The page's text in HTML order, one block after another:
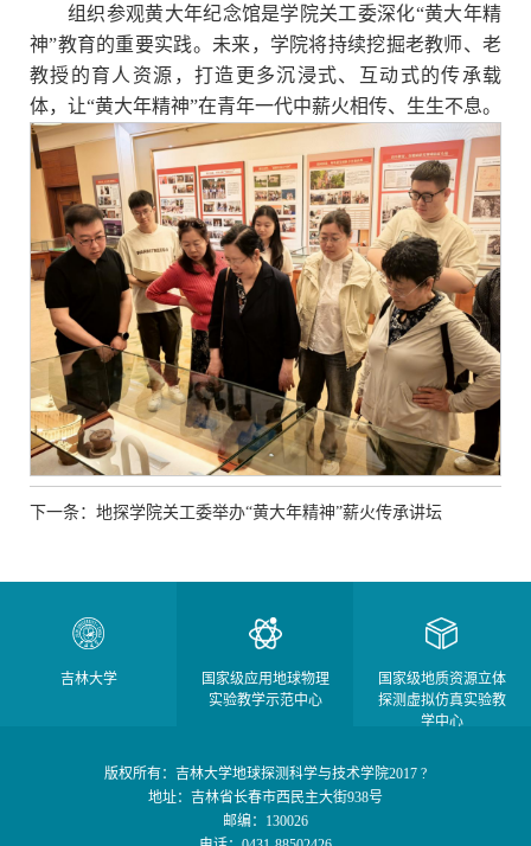
组织参观黄大年纪念馆是学院关工委深化“黄大年精
神”教育的重要实践。未来，学院将持续挖掘老教师、老
教授的育人资源，打造更多沉浸式、互动式的传承载
体，让“黄大年精神”在青年一代中薪火相传、生生不息。
下一条：地探学院关工委举办“黄大年精神”薪火传承讲坛
吉林大学
国家级应用地球物理
实验教学示范中心
国家级地质资源立体
探测虚拟仿真实验教
学中心
版权所有：吉林大学地球探测科学与技术学院2017 ?
地址：吉林省长春市西民主大街938号
邮编：130026